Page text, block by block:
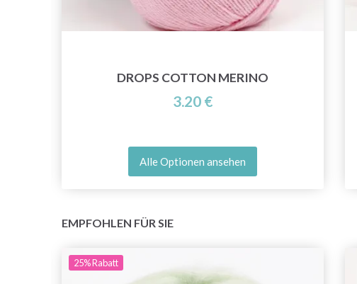
DROPS COTTON MERINO
3.20 €
Alle Optionen ansehen
EMPFOHLEN FÜR SIE
25%Rabatt